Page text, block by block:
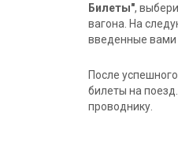
Билеты",
вагона. На
введенные вами
После
билеты на
проводнику.